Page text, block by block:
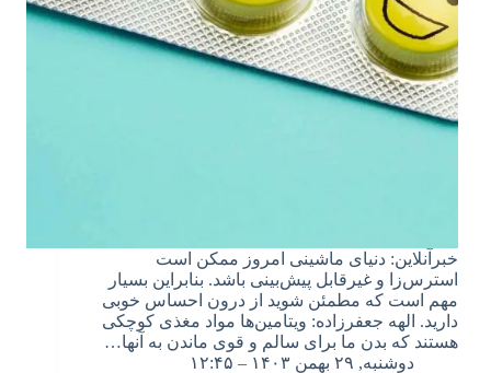
خبرآنلاین: دنیای ماشینی امروز ممکن است
استرس‌زا و غیرقابل پیش‌بینی باشد. بنابراین بسیار
مهم است که مطمئن شوید از درون احساس خوبی
دارید. الهه جعفرزاده: ویتامین‌ها مواد مغذی کوچکی
هستند که بدن ما برای سالم و قوی ماندن به آنها…
دوشنبه, ۲۹ بهمن ۱۴۰۳ – ۱۲:۴۵